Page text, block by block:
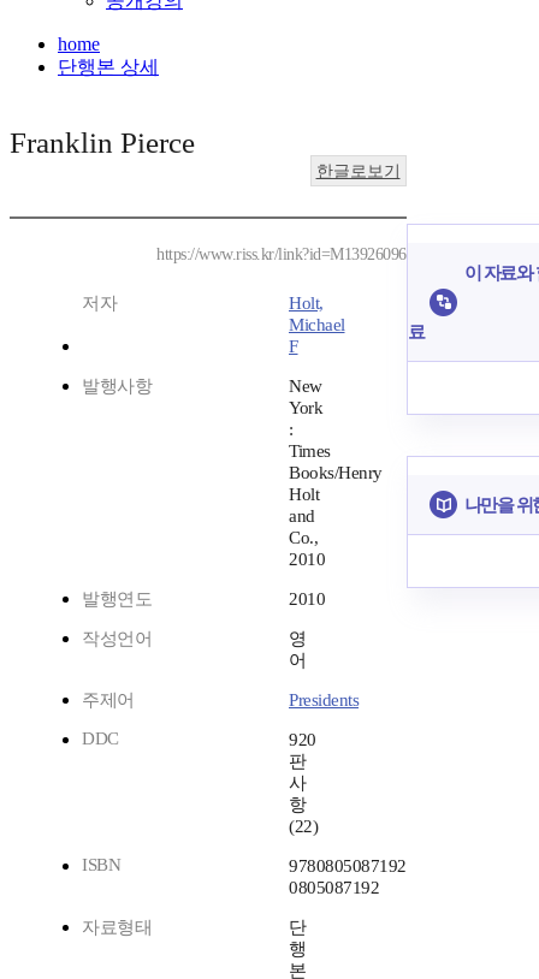
home
단행본 상세
Franklin Pierce
한글로보기
https://www.riss.kr/link?id=M13926096
저자
Holt,
Michael
F
발행사항
New
York
:
Times
Books/Henry
Holt
and
Co.,
2010
발행연도 2010
작성언어
영
어
주제어
Presidents
DDC
920
판
사
항
(22)
ISBN
9780805087192
0805087192
자료형태
단
행
본
이 자료와
료
나만을 위